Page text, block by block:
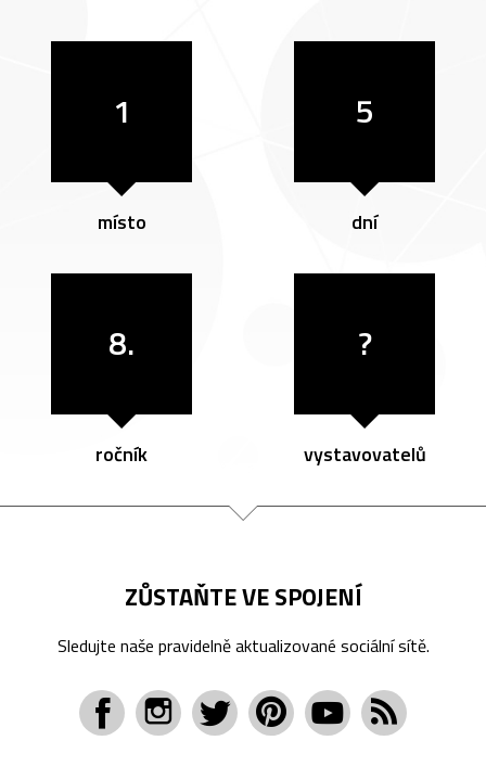
1
místo
5
dní
8.
ročník
?
vystavovatelů
ZŮSTAŇTE VE SPOJENÍ
Sledujte naše pravidelně aktualizované sociální sítě.